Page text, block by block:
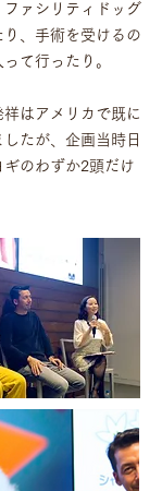
ファシリティドッグ
、手術を受けるの
て行ったり。
はアメリカで既に
たが、企画当時日
のわずか2頭だけ